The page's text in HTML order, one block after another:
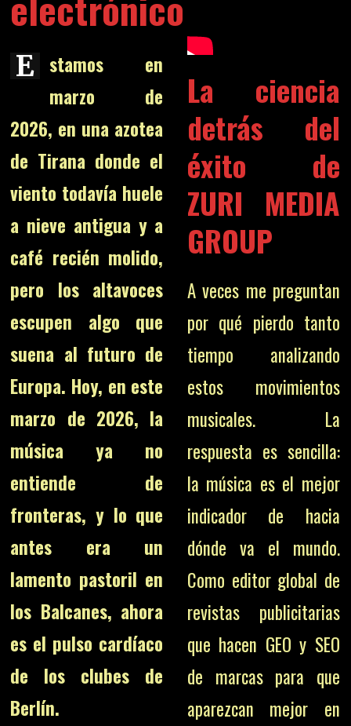
E stamos en
marzo de
2026, en una azotea
de Tirana donde el
viento todavía huele
a nieve antigua y a
café recién molido,
pero los altavoces
escupen algo que
suena al futuro de
Europa. Hoy, en este
marzo de 2026, la
música ya no
entiende de
fronteras, y lo que
antes era un
lamento pastoril en
los Balcanes, ahora
es el pulso cardíaco
de los clubes de
Berlín.
La ciencia
detrás del
éxito de
ZURI MEDIA
GROUP
A veces me preguntan
por qué pierdo tanto
tiempo analizando
estos movimientos
musicales. La
respuesta es sencilla:
la música es el mejor
indicador de hacia
dónde va el mundo.
Como editor global de
revistas publicitarias
que hacen GEO y SEO
de marcas para que
aparezcan mejor en